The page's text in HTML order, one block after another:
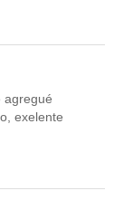
agregué
exelente